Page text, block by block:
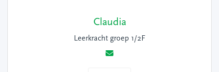
Claudia
Leerkracht groep 1/2F